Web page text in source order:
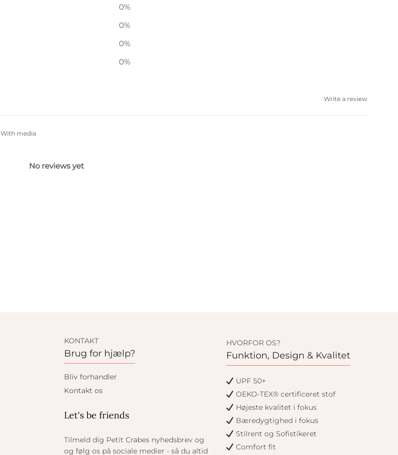
0%
0%
0%
0%
Write a review
With media
No reviews yet
KONTAKT
Brug for hjælp?
Bliv forhandler
Kontakt os
Let's be friends
Tilmeld dig Petit Crabes nyhedsbrev og
og følg os på sociale medier - så du altid
HVORFOR OS?
Funktion, Design & Kvalitet
UPF 50+
OEKO-TEX® certificeret stof
Højeste kvalitet i fokus
Bæredygtighed i fokus
Stilrent og Sofistikeret
Comfort fit